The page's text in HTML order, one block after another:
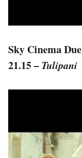
Sky Cinema Due
21.15 – Tulipani